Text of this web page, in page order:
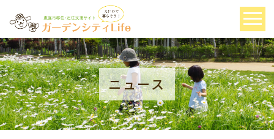
ニュース